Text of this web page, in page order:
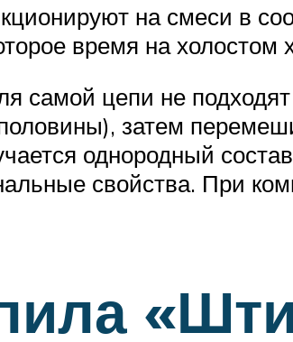
на смеси в
время на холостом
самой цепи не подходят
затем
однородный
свойства. При